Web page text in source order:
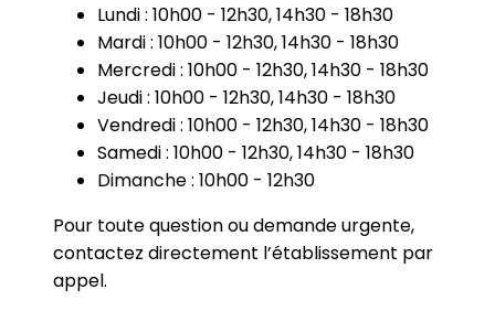
Lundi : 10h00 - 12h30, 14h30 - 18h30
Mardi : 10h00 - 12h30, 14h30 - 18h30
Mercredi : 10h00 - 12h30, 14h30 - 18h30
Jeudi : 10h00 - 12h30, 14h30 - 18h30
Vendredi : 10h00 - 12h30, 14h30 - 18h30
Samedi : 10h00 - 12h30, 14h30 - 18h30
Dimanche : 10h00 - 12h30
Pour toute question ou demande urgente,
contactez directement l’établissement par
appel.